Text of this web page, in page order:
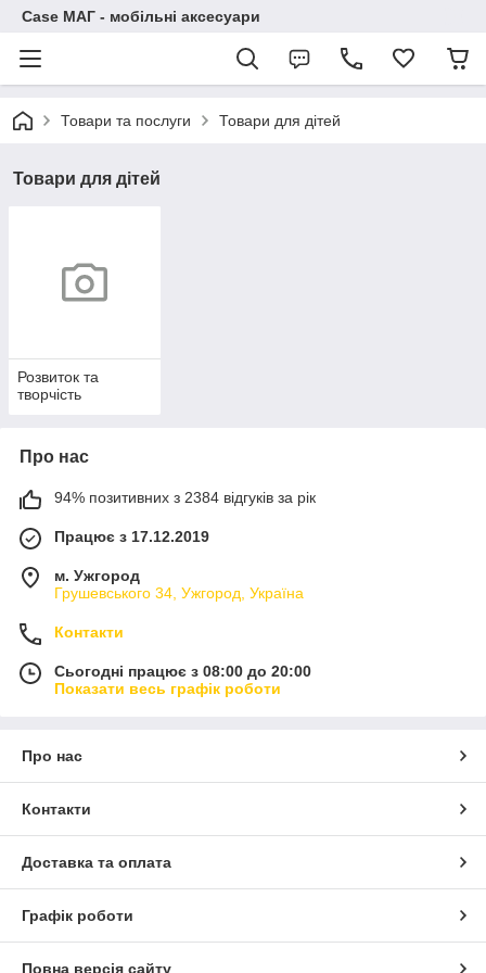
Case МАГ - мобільні аксесуари
Товари та послуги Товари для дітей
Товари для дітей
Розвиток та
творчість
Про нас
94% позитивних з 2384 відгуків за рік
Працює з 17.12.2019
м. Ужгород
Грушевського 34, Ужгород, Україна
Контакти
Сьогодні працює з 08:00 до 20:00
Показати весь графік роботи
Про нас
Контакти
Доставка та оплата
Графік роботи
Повна версія сайту